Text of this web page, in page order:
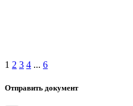
1 2 3 4 ... 6
Отправить документ